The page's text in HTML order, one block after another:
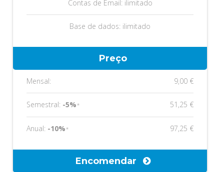
Contas de Email: ilimitado
Base de dados: ilimitado
Preço
Mensal: 9,00 €
Semestral: -5%* 51,25 €
Anual: -10%* 97,25 €
Encomendar